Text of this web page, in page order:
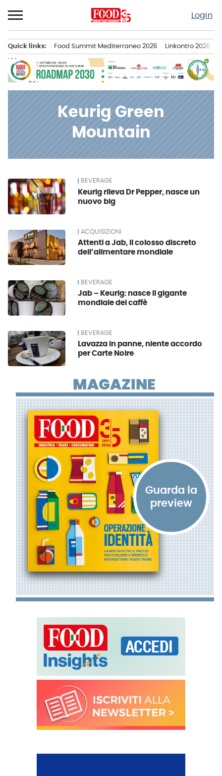
al
contenuto
Login
principale
Quick links: Food Summit Mediterraneo 2026 Linkontro 2026
Keurig Green
Mountain
News BEVERAGE
Keurig rileva Dr Pepper, nasce un
nuovo big
ACQUISIZIONI
Attenti a Jab, il colosso discreto
dell’alimentare mondiale
BEVERAGE
Jab – Keurig: nasce il gigante
mondiale del caffè
BEVERAGE
Lavazza in panne, niente accordo
per Carte Noire
MAGAZINE